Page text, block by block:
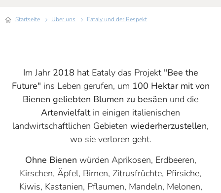
Startseite Über uns Eataly und der Respekt
Im Jahr 2018 hat Eataly das Projekt "Bee the
Future" ins Leben gerufen, um 100 Hektar mit von
Bienen geliebten Blumen zu besäen und die
Artenvielfaltin einigen italienischen
landwirtschaftlichen Gebieten wiederherzustellen,
wo sie verloren geht.
Ohne Bienen würden Aprikosen, Erdbeeren,
Kirschen, Äpfel, Birnen, Zitrusfrüchte, Pfirsiche,
Kiwis, Kastanien, Pflaumen, Mandeln, Melonen,